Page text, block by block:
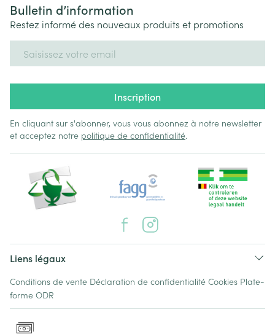
Bulletin d’information
Restez informé des nouveaux produits et promotions
Inscription
En cliquant sur s'abonner, vous vous abonnez à notre newsletter
et acceptez notre politique de confidentialité.
Liens légaux
Conditions de vente Déclaration de confidentialité Cookies Plate-
forme ODR